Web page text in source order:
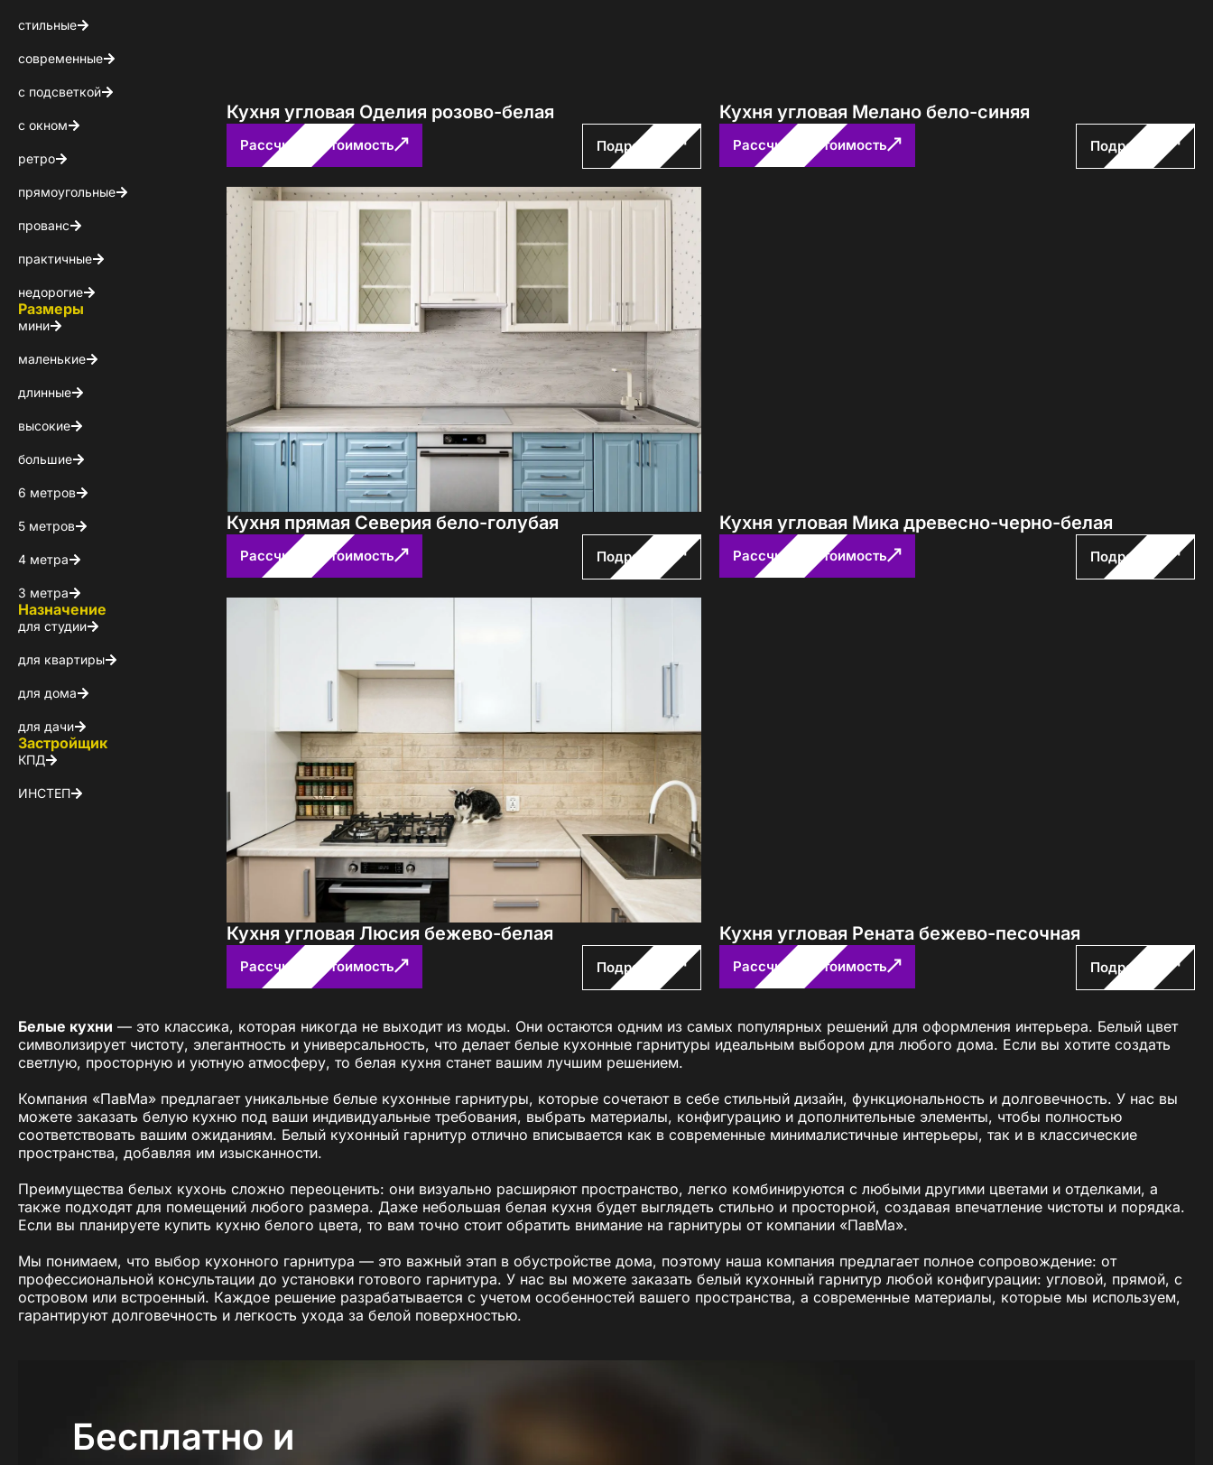
стильные
современные
с подсветкой
с окном
ретро
прямоугольные
прованс
практичные
недорогие
Размеры
мини
маленькие
длинные
высокие
большие
6 метров
5 метров
4 метра
3 метра
Назначение
для студии
для квартиры
для дома
для дачи
Застройщик
КПД
ИНСТЕП
Кухня угловая Оделия розово-белая
Рассчитать стоимость Подробнее
Кухня угловая Мелано бело-синяя
Рассчитать стоимость Подробнее
Кухня прямая Северия бело-голубая
Рассчитать стоимость Подробнее
Кухня угловая Мика древесно-черно-белая
Рассчитать стоимость Подробнее
Кухня угловая Люсия бежево-белая
Рассчитать стоимость Подробнее
Кухня угловая Рената бежево-песочная
Рассчитать стоимость Подробнее
Белые кухни — это классика, которая никогда не выходит из моды. Они остаются одним из самых популярных решений для оформления интерьера. Белый цвет
символизирует чистоту, элегантность и универсальность, что делает белые кухонные гарнитуры идеальным выбором для любого дома. Если вы хотите создать
светлую, просторную и уютную атмосферу, то белая кухня станет вашим лучшим решением.
Компания «ПавМа» предлагает уникальные белые кухонные гарнитуры, которые сочетают в себе стильный дизайн, функциональность и долговечность. У нас вы
можете заказать белую кухню под ваши индивидуальные требования, выбрать материалы, конфигурацию и дополнительные элементы, чтобы полностью
соответствовать вашим ожиданиям. Белый кухонный гарнитур отлично вписывается как в современные минималистичные интерьеры, так и в классические
пространства, добавляя им изысканности.
Преимущества белых кухонь сложно переоценить: они визуально расширяют пространство, легко комбинируются с любыми другими цветами и отделками, а
также подходят для помещений любого размера. Даже небольшая белая кухня будет выглядеть стильно и просторной, создавая впечатление чистоты и порядка.
Если вы планируете купить кухню белого цвета, то вам точно стоит обратить внимание на гарнитуры от компании «ПавМа».
Мы понимаем, что выбор кухонного гарнитура — это важный этап в обустройстве дома, поэтому наша компания предлагает полное сопровождение: от
профессиональной консультации до установки готового гарнитура. У нас вы можете заказать белый кухонный гарнитур любой конфигурации: угловой, прямой, с
островом или встроенный. Каждое решение разрабатывается с учетом особенностей вашего пространства, а современные материалы, которые мы используем,
гарантируют долговечность и легкость ухода за белой поверхностью.
Светлая и уютная белая кухня от «ПавМа» станет сердцем вашего дома, где каждая деталь продумана для вашего удобства. Закажите белую кухню прямо
сейчас, чтобы превратить свои мечты об идеальном интерьере в реальность!
Бесплатно и
Стойте! Подождите!
Каталог авторских кухонь ПавМа,
популярных в 2026 году
Выберите куда Вам выслать?
Получить файл сейчас
Я ознакомлен(а) сполитикой обработки ПДни даюсогласие